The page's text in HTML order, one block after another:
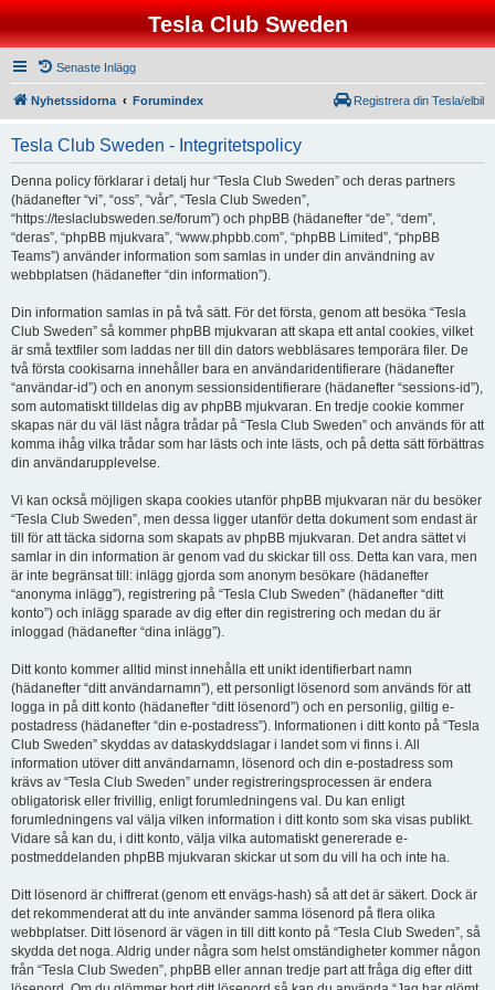
Tesla Club Sweden
Senaste Inlägg
Nyhetssidorna Forumindex Registrera din Tesla/elbil
Tesla Club Sweden - Integritetspolicy
Denna policy förklarar i detalj hur “Tesla Club Sweden” och deras partners
(hädanefter “vi”, “oss”, “vår”, “Tesla Club Sweden”,
“https://teslaclubsweden.se/forum”) och phpBB (hädanefter “de”, “dem”,
“deras”, “phpBB mjukvara”, “www.phpbb.com”, “phpBB Limited”, “phpBB
Teams”) använder information som samlas in under din användning av
webbplatsen (hädanefter “din information”).
Din information samlas in på två sätt. För det första, genom att besöka “Tesla
Club Sweden” så kommer phpBB mjukvaran att skapa ett antal cookies, vilket
är små textfiler som laddas ner till din dators webbläsares temporära filer. De
två första cookisarna innehåller bara en användaridentifierare (hädanefter
“användar-id”) och en anonym sessionsidentifierare (hädanefter “sessions-id”),
som automatiskt tilldelas dig av phpBB mjukvaran. En tredje cookie kommer
skapas när du väl läst några trådar på “Tesla Club Sweden” och används för att
komma ihåg vilka trådar som har lästs och inte lästs, och på detta sätt förbättras
din användarupplevelse.
Vi kan också möjligen skapa cookies utanför phpBB mjukvaran när du besöker
“Tesla Club Sweden”, men dessa ligger utanför detta dokument som endast är
till för att täcka sidorna som skapats av phpBB mjukvaran. Det andra sättet vi
samlar in din information är genom vad du skickar till oss. Detta kan vara, men
är inte begränsat till: inlägg gjorda som anonym besökare (hädanefter
“anonyma inlägg”), registrering på “Tesla Club Sweden” (hädanefter “ditt
konto”) och inlägg sparade av dig efter din registrering och medan du är
inloggad (hädanefter “dina inlägg”).
Ditt konto kommer alltid minst innehålla ett unikt identifierbart namn
(hädanefter “ditt användarnamn”), ett personligt lösenord som används för att
logga in på ditt konto (hädanefter “ditt lösenord”) och en personlig, giltig e-
postadress (hädanefter “din e-postadress”). Informationen i ditt konto på “Tesla
Club Sweden” skyddas av dataskyddslagar i landet som vi finns i. All
information utöver ditt användarnamn, lösenord och din e-postadress som
krävs av “Tesla Club Sweden” under registreringsprocessen är endera
obligatorisk eller frivillig, enligt forumledningens val. Du kan enligt
forumledningens val välja vilken information i ditt konto som ska visas publikt.
Vidare så kan du, i ditt konto, välja vilka automatiskt genererade e-
postmeddelanden phpBB mjukvaran skickar ut som du vill ha och inte ha.
Ditt lösenord är chiffrerat (genom ett envägs-hash) så att det är säkert. Dock är
det rekommenderat att du inte använder samma lösenord på flera olika
webbplatser. Ditt lösenord är vägen in till ditt konto på “Tesla Club Sweden”, så
skydda det noga. Aldrig under några som helst omständigheter kommer någon
från “Tesla Club Sweden”, phpBB eller annan tredje part att fråga dig efter ditt